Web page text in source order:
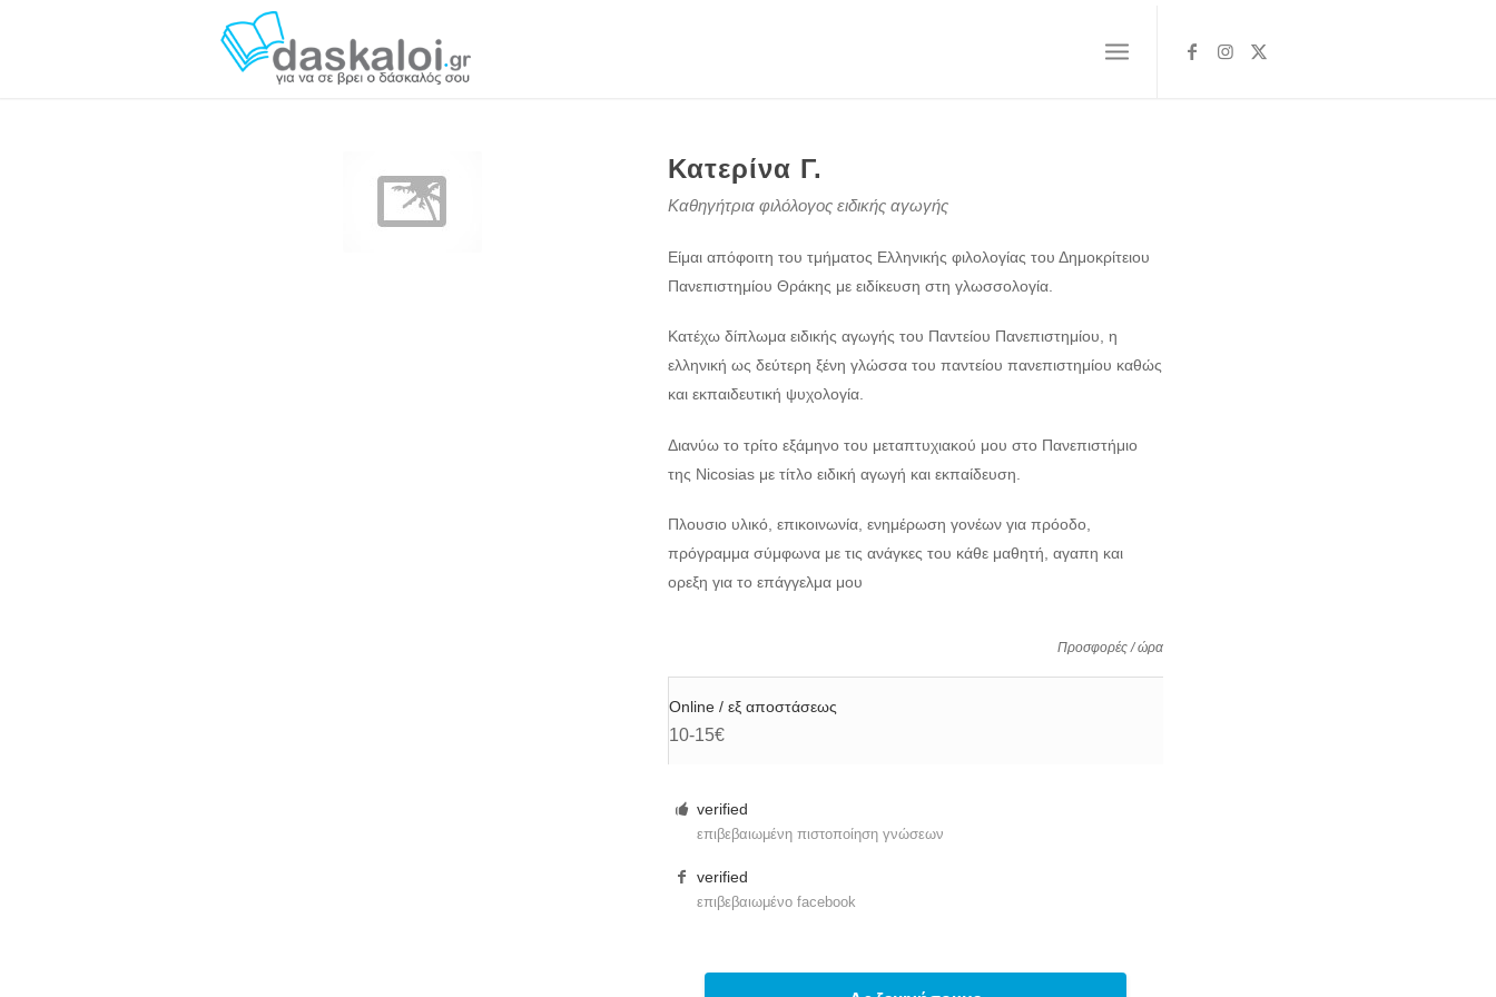
Κατερίνα Γ.
Καθηγήτρια φιλόλογος ειδικής αγωγής
Είμαι απόφοιτη του τμήματος Ελληνικής φιλολογίας του Δημοκρίτειου
Πανεπιστημίου Θράκης με ειδίκευση στη γλωσσολογία.
Κατέχω δίπλωμα ειδικής αγωγής του Παντείου Πανεπιστημίου, η
ελληνική ως δεύτερη ξένη γλώσσα του παντείου πανεπιστημίου καθώς
και εκπαιδευτική ψυχολογία.
Διανύω το τρίτο εξάμηνο του μεταπτυχιακού μου στο Πανεπιστήμιο
της Nicosias με τίτλο ειδική αγωγή και εκπαίδευση.
Πλουσιο υλικό, επικοινωνία, ενημέρωση γονέων για πρόοδο,
πρόγραμμα σύμφωνα με τις ανάγκες του κάθε μαθητή, αγαπη και
ορεξη για το επάγγελμα μου
Προσφορές / ώρα
Online / εξ αποστάσεως
10-15€
verified
επιβεβαιωμένη πιστοποίηση γνώσεων
verified
επιβεβαιωμένο facebook